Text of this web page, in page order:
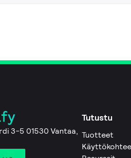
3-5 01530 Vantaa,
Tutustu
Tuotteet